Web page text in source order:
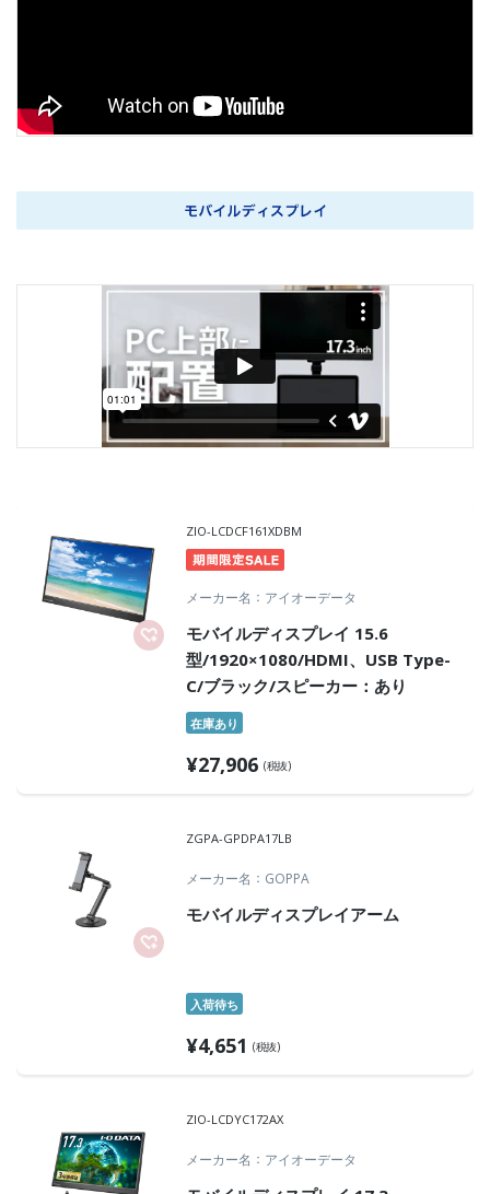
ZIO-LCDCF161XDBM
メーカー名 アイオーデータ
モバイルディスプレイ 15.6
型/1920×1080/HDMI、USB Type-
C/ブラック/スピーカー：あり
在庫あり
¥27,906 (税抜)
ZGPA-GPDPA17LB
メーカー名 GOPPA
モバイルディスプレイアーム
入荷待ち
¥4,651 (税抜)
ZIO-LCDYC172AX
メーカー名 アイオーデータ